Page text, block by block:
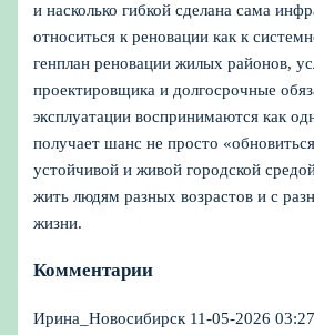
и насколько гибкой сделана сама
относиться к реновации как к
генплан реновации жилых районов,
проектировщика и долгосрочные
эксплуатации воспринимаются как
получает шанс не просто
устойчивой и живой городской
жить людям разных возрастов и с
жизни.
Комментарии
Ирина_Новосибирск 11-05-2026 03:27